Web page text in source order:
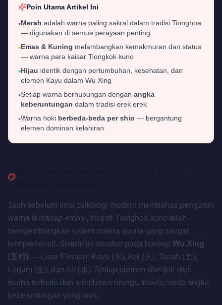
Poin Utama Artikel Ini
•Merah adalah warna paling sakral dalam tradisi Tionghoa
— digunakan di semua perayaan penting
•Emas & Kuning melambangkan kemakmuran dan status
— warna para kaisar Tiongkok kuno
•Hijau identik dengan pertumbuhan, kesehatan, dan
elemen Kayu dalam Wu Xing
•Setiap warna berhubungan dengan angka
keberuntungan dalam tradisi erek erek
•Warna hoki berbeda-beda per shio — bergantung
elemen dominan kelahiran
Jauh sebelum ilmu psikologi modern membahas pengaruh
warna terhadap emosi, filosofi Tionghoa kuno telah
mengembangkan sistem makna warna yang sangat
komprehensif. Sistem ini berakar pada konsep Wu Xing
(五行) — Lima Elemen: Kayu (木), Api (火), Tanah (土),
Logam (金), dan Air (水). Setiap elemen diwakili oleh
warna tertentu dan membawa energi, makna, serta angka
keberuntungan yang unik.